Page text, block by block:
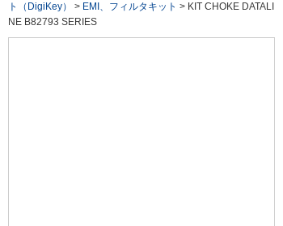
ト（DigiKey）
> EMI、フィルタキット > KIT CHOKE DATALI
NE B82793 SERIES